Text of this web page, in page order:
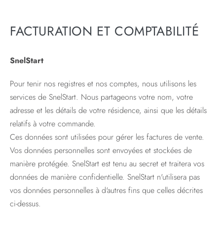
FACTURATION ET COMPTABILITÉ
SnelStart
Pour tenir nos registres et nos comptes, nous utilisons les
services de SnelStart. Nous partageons votre nom, votre
adresse et les détails de votre résidence, ainsi que les détails
relatifs à votre commande.
Ces données sont utilisées pour gérer les factures de vente.
Vos données personnelles sont envoyées et stockées de
manière protégée. SnelStart est tenu au secret et traitera vos
données de manière confidentielle. SnelStart n'utilisera pas
vos données personnelles à d'autres fins que celles décrites
ci-dessus.